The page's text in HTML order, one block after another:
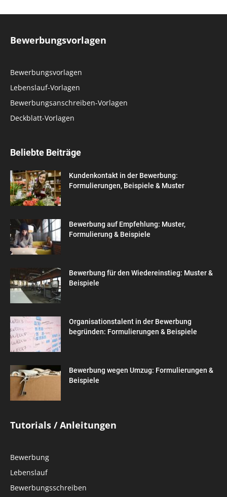
Bewerbungsvorlagen
Bewerbungsvorlagen
Lebenslauf-Vorlagen
Bewerbungsanschreiben-Vorlagen
Deckblatt-Vorlagen
Beliebte Beiträge
Kundenkontakt in der Bewerbung:
Formulierungen, Beispiele & Muster
Bewerbung auf Empfehlung: Muster,
Formulierung & Beispiele
Bewerbung für den Wiedereinstieg: Muster &
Beispiele
Organisationstalent in der Bewerbung
begründen: Formulierungen & Beispiele
Bewerbung wegen Umzug: Formulierungen &
Beispiele
Tutorials / Anleitungen
Bewerbung
Lebenslauf
Bewerbungsschreiben